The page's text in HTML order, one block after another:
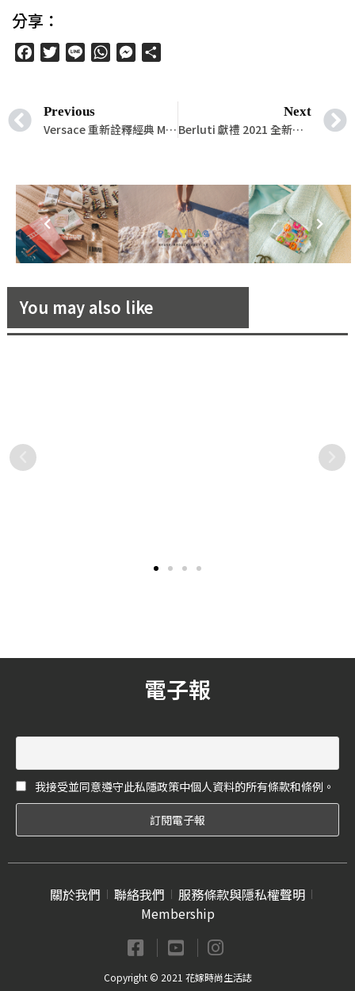
分享：
FacebookTwitter
Line WhatsAppMessenger
Previous
Versace 重新詮釋經典 Medusa 圖案，慶祝中國牛年！
Next
Berluti 獻禮 2021 全新「西馬爾紅」！新春限定開門紅系列優雅結合紳士的瀟灑與雅痞
You may also like
浪花 w/f：「比起浪漫，我們
卉貫串，而這華麗的花藝裝
Qeelin為經典文化注入生機，
賞中，耀目推出多款趣藝珠
眼；兔子的鬍鬚和內耳，以
的兔頭，從裝飾有Qeelin字
母Q的魔術師帽子中探出腦
憬。
電子報
我接受並同意遵守此私隱政策中個人資料的所有條款和條例。
關於我們 聯絡我們
服務條款與隱私權聲明
Membership
Copyright © 2021 花嫁時尚生活誌